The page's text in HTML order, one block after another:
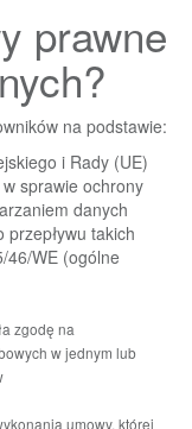
prawne
na podstawie:
i Rady (UE)
sprawie ochrony
danych
takich
46/WE (ogólne
zgodę na
w jednym lub
umowy, której